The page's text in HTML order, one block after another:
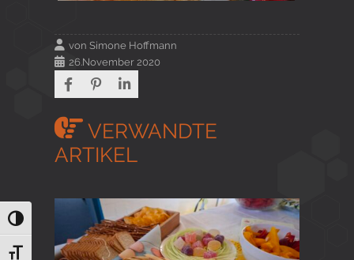
Umschalten auf hohe Kontraste
Schrift vergrößern
von Simone Hoffmann
26.November 2020
VERWANDTE
ARTIKEL